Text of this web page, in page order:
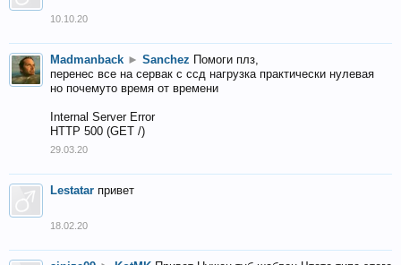
10.10.20
Madmanback ► Sanchez Помоги плз,
перенес все на сервак с ссд нагрузка практически нулевая
но почемуто время от времени
Internal Server Error
HTTP 500 (GET /)
29.03.20
Lestatar привет
18.02.20